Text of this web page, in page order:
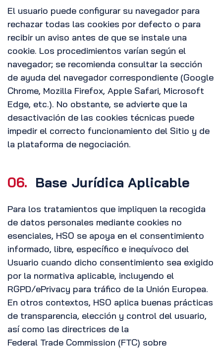
El usuario puede configurar su navegador para
rechazar todas las cookies por defecto o para
recibir un aviso antes de que se instale una
cookie. Los procedimientos varían según el
navegador; se recomienda consultar la sección
de ayuda del navegador correspondiente (Google
Chrome, Mozilla Firefox, Apple Safari, Microsoft
Edge, etc.). No obstante, se advierte que la
desactivación de las cookies técnicas puede
impedir el correcto funcionamiento del Sitio y de
la plataforma de negociación.
06. Base Jurídica Aplicable
Para los tratamientos que impliquen la recogida
de datos personales mediante cookies no
esenciales, HSO se apoya en el consentimiento
informado, libre, específico e inequívoco del
Usuario cuando dicho consentimiento sea exigido
por la normativa aplicable, incluyendo el
RGPD/ePrivacy para tráfico de la Unión Europea.
En otros contextos, HSO aplica buenas prácticas
de transparencia, elección y control del usuario,
así como las directrices de la
Federal Trade Commission (FTC) sobre